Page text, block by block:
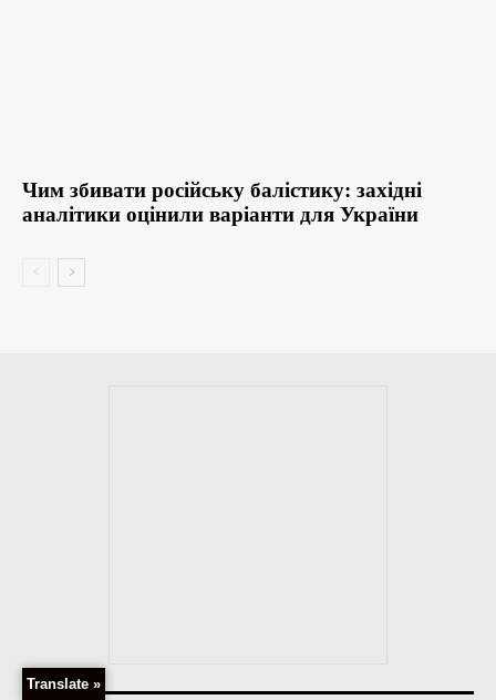
Чим збивати російську балістику: західні
аналітики оцінили варіанти для України
Translate »